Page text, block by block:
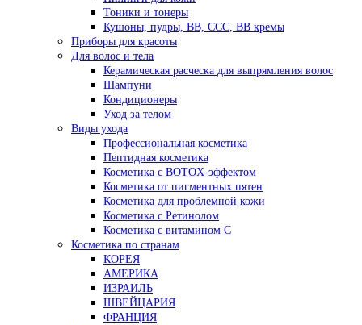
Тоники и тонеры
Кушоны, пудры, ВВ, ССС, ВВ кремы
Приборы для красоты
Для волос и тела
Керамическая расческа для выпрямления волос
Шампуни
Кондиционеры
Уход за телом
Виды ухода
Профессиональная косметика
Пептидная косметика
Косметика с BOTOX-эффектом
Косметика от пигментных пятен
Косметика для проблемной кожи
Косметика с Ретинолом
Косметика с витамином С
Косметика по странам
КОРЕЯ
АМЕРИКА
ИЗРАИЛЬ
ШВЕЙЦАРИЯ
ФРАНЦИЯ